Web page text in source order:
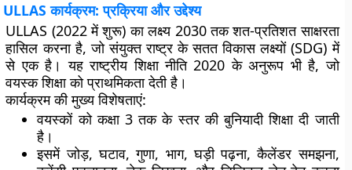
ULLAS कार्यक्रम: प्रक्रिया और उद्देश्य
ULLAS (2022 में शुरू) का लक्ष्य 2030 तक शत-प्रतिशत साक्षरता
हासिल करना है, जो संयुक्त राष्ट्र के सतत विकास लक्ष्यों (SDG) में
से एक है। यह राष्ट्रीय शिक्षा नीति 2020 के अनुरूप भी है, जो
वयस्क शिक्षा को प्राथमिकता देती है।
कार्यक्रम की मुख्य विशेषताएं:
वयस्कों कोकक्षा 3 तक के स्तरकी बुनियादी शिक्षा दी जाती
है।
इसमें जोड़, घटाव, गुणा, भाग, घड़ी पढ़ना, कैलेंडर समझना,